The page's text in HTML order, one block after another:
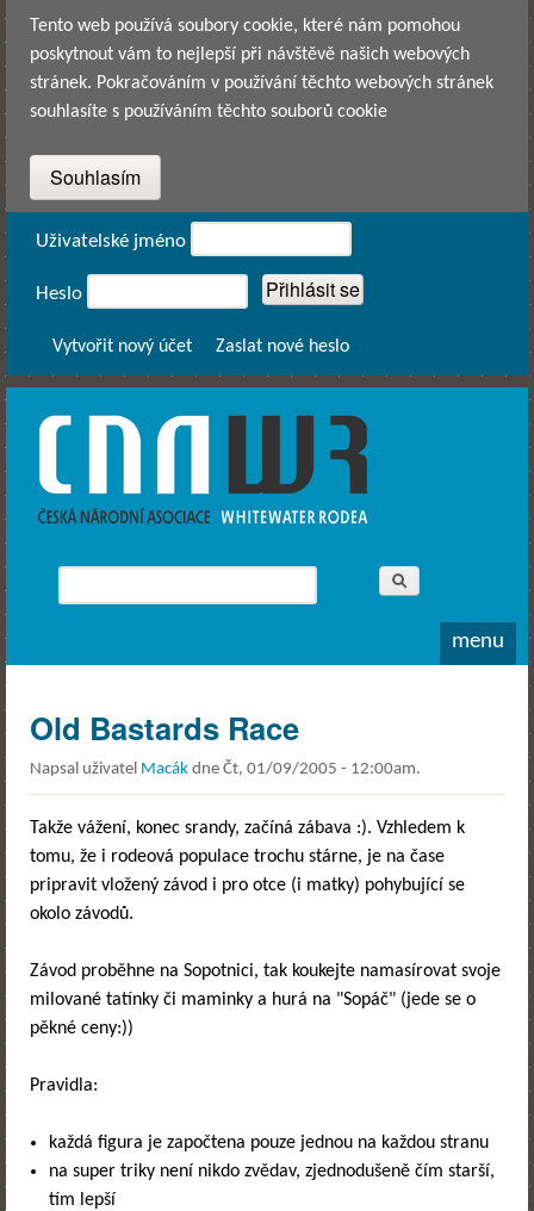
Přejít k hlavnímu obsahu
Tento web používá soubory cookie, které nám pomohou
poskytnout vám to nejlepší při návštěvě našich webových
stránek. Pokračováním v používání těchto webových stránek
souhlasíte s používáním těchto souborů cookie
Přihlášení
Uživatelské jméno
Heslo
Vytvořit nový účet Zaslat nové heslo
CNAWR -
Národní
Asociace
Rodea o.s.
Vyhledávání
menu
Old Bastards Race
Napsal uživatel Macák dne Čt, 01/09/2005 - 12:00am.
Takže vážení, konec srandy, začíná zábava :). Vzhledem k
tomu, že i rodeová populace trochu stárne, je na čase
pripravit vložený závod i pro otce (i matky) pohybující se
okolo závodů.
Závod proběhne na Sopotnici, tak koukejte namasírovat svoje
milované tatínky či maminky a hurá na "Sopáč" (jede se o
pěkné ceny:))
Pravidla:
každá figura je započtena pouze jednou na každou stranu
na super triky není nikdo zvědav, zjednodušeně čím starší,
tím lepší